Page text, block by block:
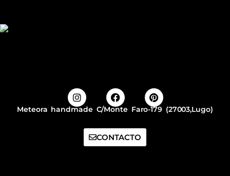
Meteora handmade C/Monte Faro-179 (27003,Lugo)
CONTACTO